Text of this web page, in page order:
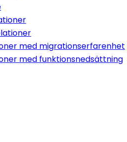
med migrationserfarenhet
med funktionsnedsättning